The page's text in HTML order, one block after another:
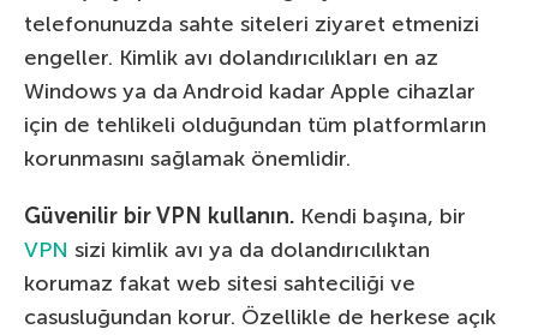
telefonunuzda sahte siteleri ziyaret etmenizi
engeller. Kimlik avı dolandırıcılıkları en az
Windows ya da Android kadar Apple cihazlar
için de tehlikeli olduğundan tüm platformların
korunmasını sağlamak önemlidir.
Güvenilir bir VPN kullanın. Kendi başına, bir
VPN sizi kimlik avı ya da dolandırıcılıktan
korumaz fakat web sitesi sahteciliği ve
casusluğundan korur. Özellikle de herkese açık